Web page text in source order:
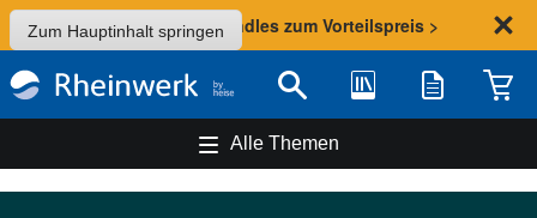
Zum Hauptinhalt springen
Sommer-Aktion: Bundles zum Vorteilspreis >
Suche Bibliothek Merkliste
Alle Themen